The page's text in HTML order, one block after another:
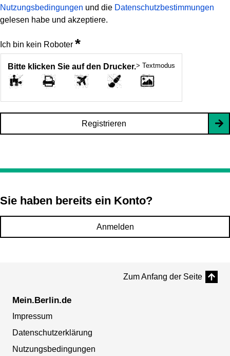
Nutzungsbedingungen und die Datenschutzbestimmungen
gelesen habe und akzeptiere.
Ich bin kein Roboter *
Bitte klicken Sie auf den Drucker.> Textmodus
Registrieren
Sie haben bereits ein Konto?
Anmelden
Zum Anfang der Seite
Mein.Berlin.de
Impressum
Datenschutzerklärung
Nutzungsbedingungen